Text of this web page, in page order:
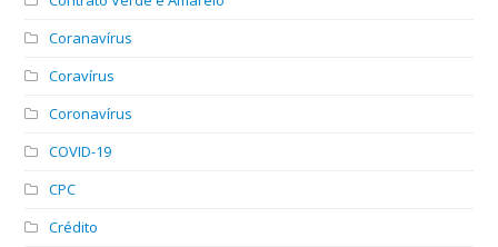
Coranavírus
Coravírus
Coronavírus
COVID-19
CPC
Crédito